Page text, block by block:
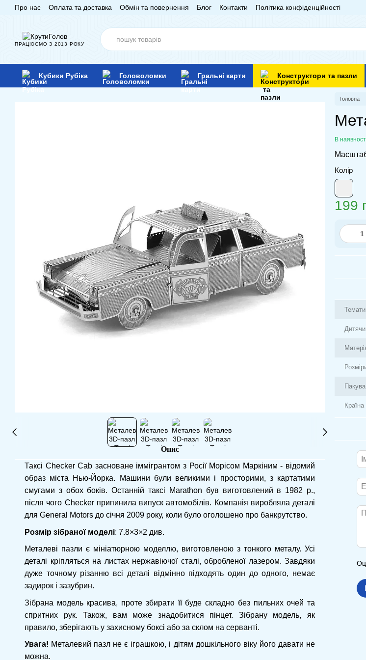
Перейти до основного контенту
Про нас Оплата та доставка Обмін та повернення Блог Контакти Політика конфіденційності
ПРАЦЮЄМО З 2013 РОКУ
Кубики Рубіка Головоломки Гральні карти Конструктори та пазли
Опис
Таксі Checker Сab засноване іммігрантом з Росії Морісом Маркіним - відомий
образ міста Нью-Йорка. Машини були великими і просторими, з картатими
смугами з обох боків. Останній таксі Marathon був виготовлений в 1982 р.,
після чого Checker припинила випуск автомобілів. Компанія виробляла деталі
для General Motors до січня 2009 року, коли було оголошено про банкрутство.
Розмір зібраної моделі: 7.8×3×2 див.
Металеві пазли є мініатюрною моделлю, виготовленою з тонкого металу. Усі
деталі кріпляться на листах нержавіючої сталі, обробленої лазером. Завдяки
дуже точному різанню всі деталі відмінно підходять один до одного, немає
задирок і зазубрин.
Зібрана модель красива, проте збирати її буде складно без пильних очей та
спритних рук. Також, вам може знадобитися пінцет. Зібрану модель, як
правило, зберігають у захисному боксі або за склом на серванті.
Увага! Металевий пазл не є іграшкою, і дітям дошкільного віку його давати не
можна.
Головна
В
Колір
199